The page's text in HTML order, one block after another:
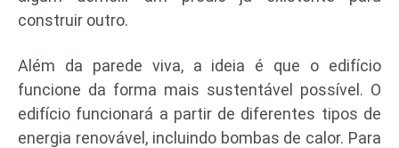
construir outro.
Além da parede viva, a ideia é que o edifício
funcione da forma mais sustentável possível. O
edifício funcionará a partir de diferentes tipos de
energia renovável, incluindo bombas de calor. Para